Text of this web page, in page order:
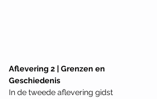
Aflevering 2 | Grenzen en
Geschiedenis
In de tweede aflevering gidst